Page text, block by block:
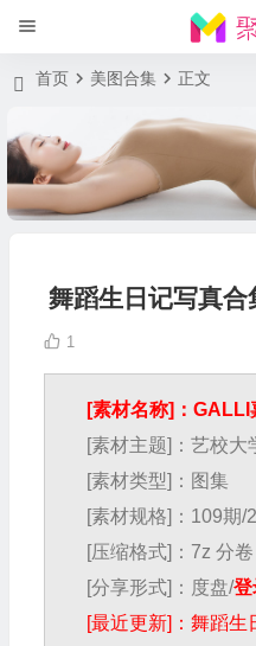
首页 美图合集 正文
舞蹈生日记写真合
1
[素材名称]：GALLI
[素材主题]：艺校大
[素材类型]：图集
[素材规格]：109期/
[压缩格式]：7z 分卷
[分享形式]：度盘/登
[最近更新]：舞蹈生